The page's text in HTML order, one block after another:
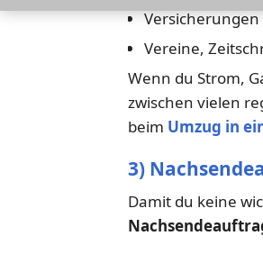
Vereine,
Wenn du Strom,
zwischen vielen
beim Umzug in
3)
Damit du keine